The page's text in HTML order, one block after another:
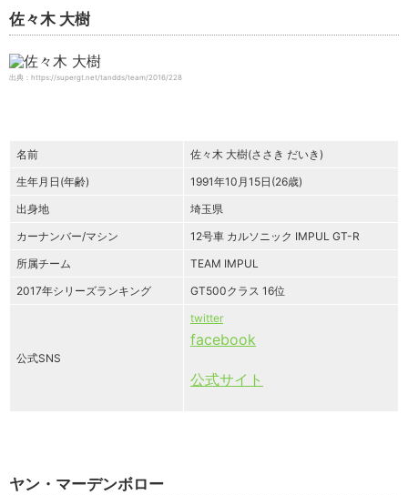
佐々木 大樹
出典：https://supergt.net/tandds/team/2016/228
名前
佐々木 大樹(ささき だいき)
生年月日(年齢)
1991年10月15日(26歳)
出身地
埼玉県
カーナンバー/マシン
12号車 カルソニック IMPUL GT-R
所属チーム
TEAM IMPUL
2017年シリーズランキング
GT500クラス 16位
公式SNS
twitter
facebook
公式サイト
ヤン・マーデンボロー